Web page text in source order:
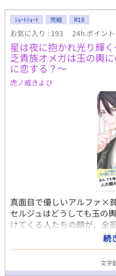
われてきたガードは、喜ん
約をする日、ガードは最低
向かい、アンヌ王子と顔を
れたのであった。
知らせの場所です。 HOTラ
いです。ありがとうござい
からも二人のイチャイチャ
します。 ※10月11日、タイ
いうさぎの王子に溺愛され
すぎる所だけ─ へ、変更し
みにくかったので簡素にま
主の説明※ ※♡喘ぎあり、
は、タイトルにR18って着
せん。 獣人の度合い（？
ます。擬人化的な感じです
いですが、カップリング要
てはなるかもしれません）
いただけると幸いです。 主
に詳しいわけじゃないので
て頂くか見逃してくれる
※※ 少し通院や、執筆状況
けますと幸いです。
ｼｮｰﾄｼｮｰﾄ 完結 R18
お気に入り : 193 24h.ポイント
星は夜に抱かれ光り輝
乏貴族オメガは玉の輿
に恋する？〜
虎ノ威きよひ
真面目で優しいアルファ×
セルジュはどうしても玉の
けてくる人たちの顔が、全
続きの自領の財政が火の車
ような財力ある家に嫁ぐ必
に招待されたパーティで
もカルロスは平民出身の
続
文字